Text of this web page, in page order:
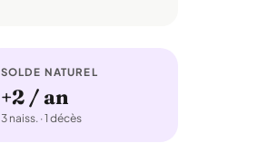
SOLDE NATUREL
+2 / an
3 naiss. · 1 décès